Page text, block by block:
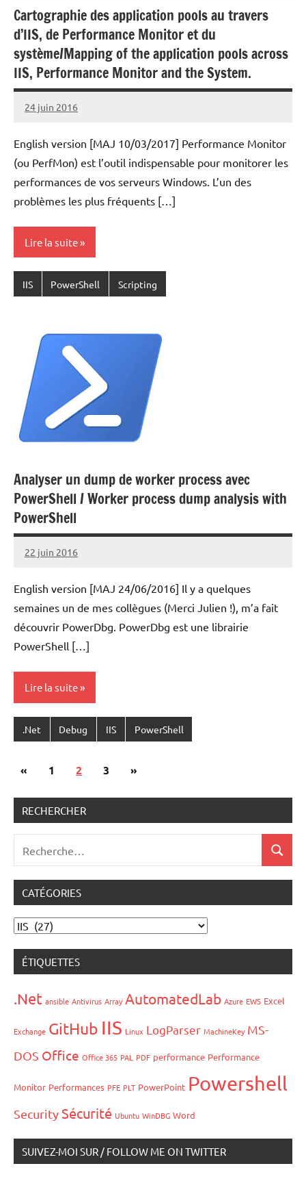
Cartographie des application pools au travers
d’IIS, de Performance Monitor et du
système/Mapping of the application pools across
IIS, Performance Monitor and the System.
24 juin 2016
Laurent
ACKER
English version [MAJ 10/03/2017] Performance Monitor
(ou PerfMon) est l’outil indispensable pour monitorer les
performances de vos serveurs Windows. L’un des
problèmes les plus fréquents […]
Lire la suite
IIS PowerShell Scripting
Analyser un dump de worker process avec
PowerShell / Worker process dump analysis with
PowerShell
22 juin 2016
Laurent
ACKER
English version [MAJ 24/06/2016] Il y a quelques
semaines un de mes collègues (Merci Julien !), m’a fait
découvrir PowerDbg. PowerDbg est une librairie
PowerShell […]
Lire la suite
.Net Debug IIS PowerShell
Pagination
publications
«Publications
1 2 3
Articles
»
RECHERCHER
pour
:
CATÉGORIES
Catégories
ÉTIQUETTES
.Net ansible Antivirus Array AutomatedLab Azure EWS Excel
Exchange GitHub IIS Linux LogParser MachineKey MS-
DOS Office Office 365 PAL PDF performance Performance
Monitor Performances PFE PLT PowerPoint Powershell
SecuritySécurité Ubuntu WinDBG Word
SUIVEZ-MOI SUR / FOLLOW ME ON TWITTER